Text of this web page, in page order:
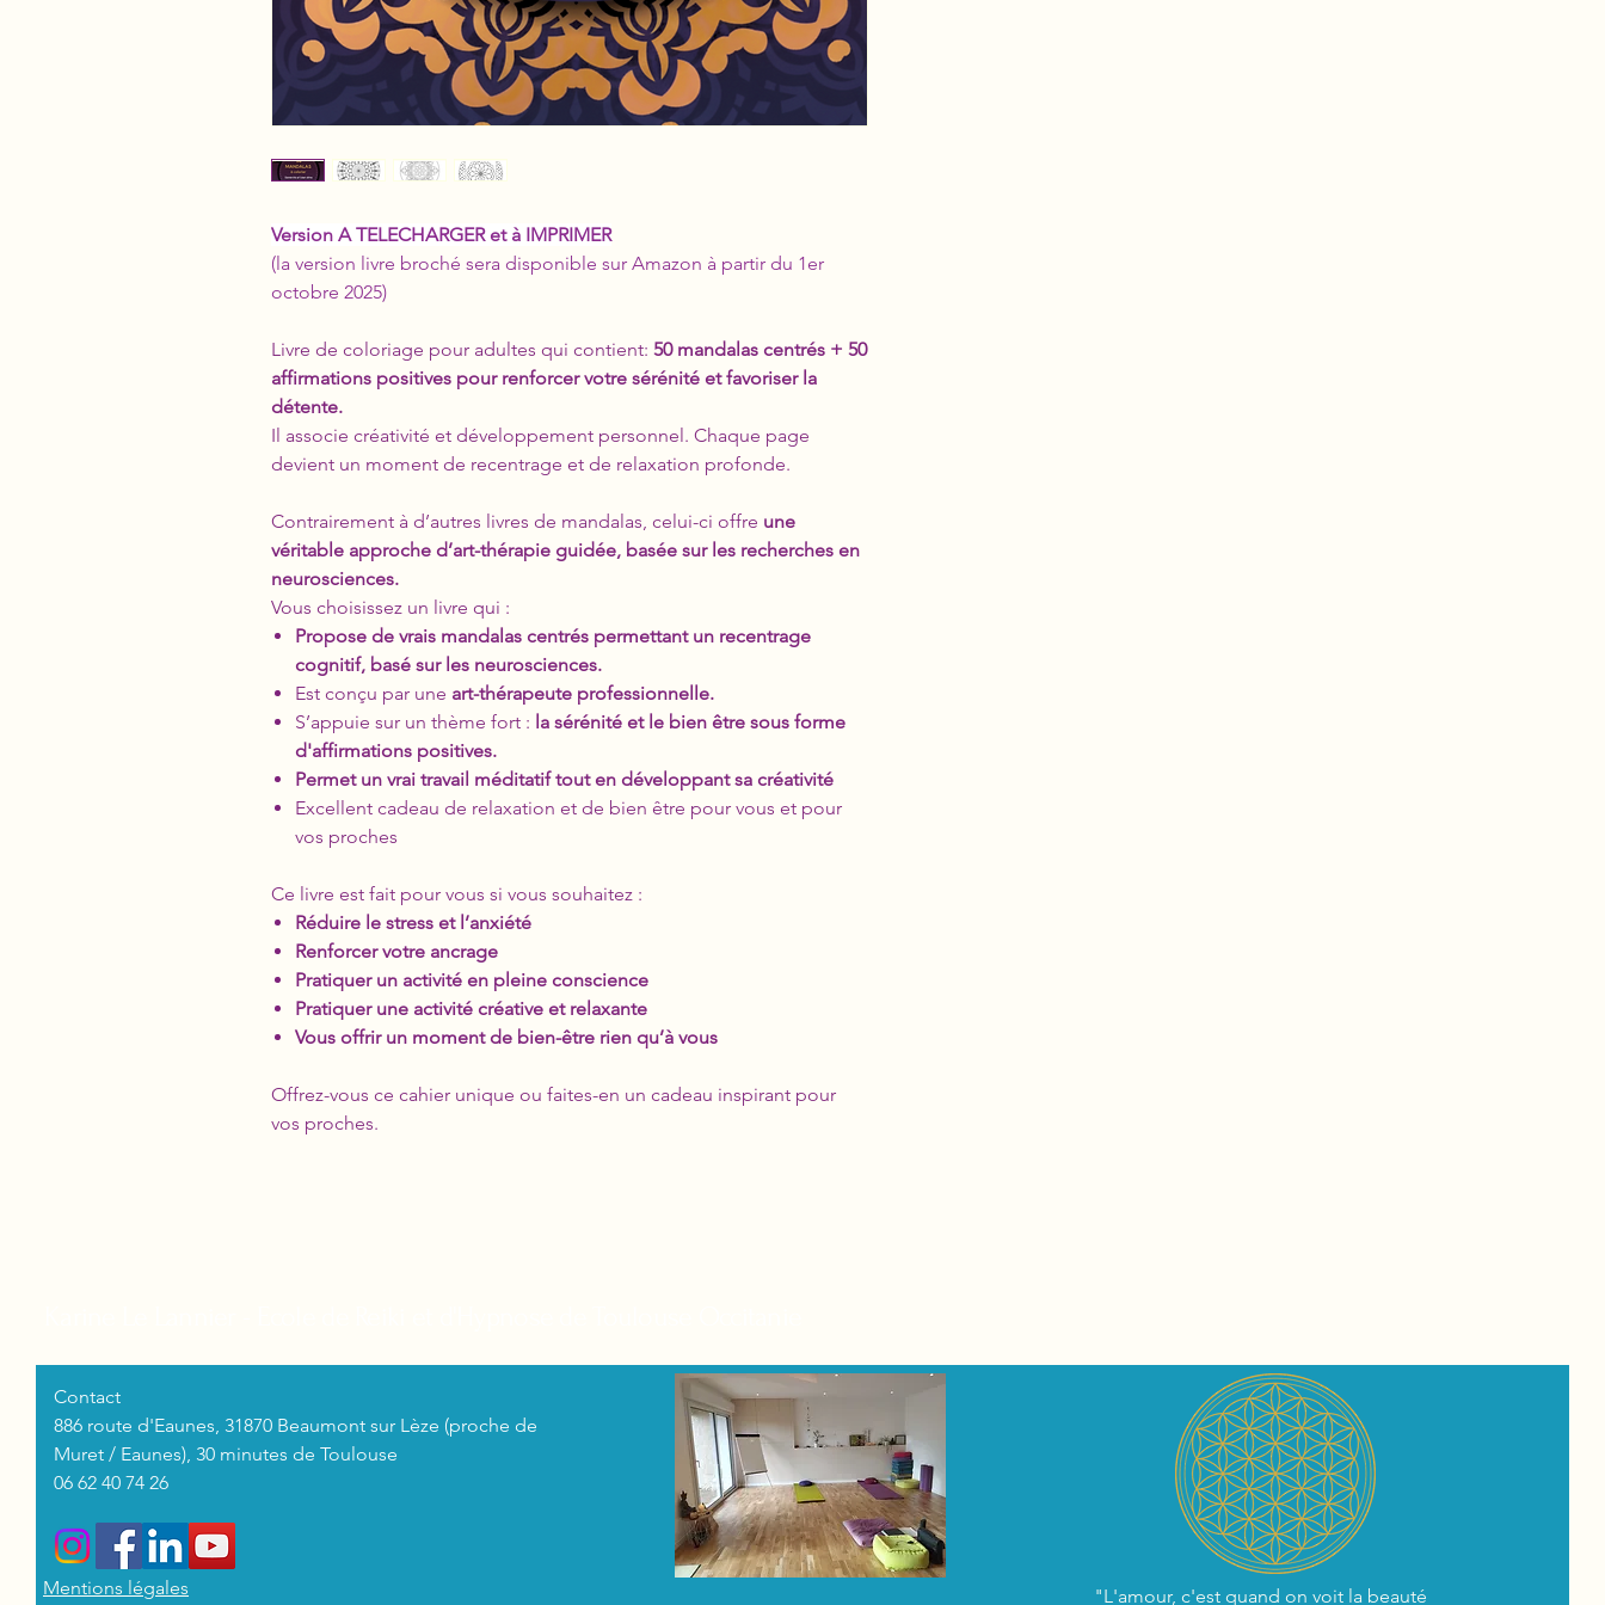
Version A TELECHARGER et à IMPRIMER
(la version livre broché sera disponible sur Amazon à partir du 1er
octobre 2025)
Livre de coloriage pour adultes qui contient: 50 mandalas centrés + 50
affirmations positives pour renforcer votre sérénité et favoriser la
détente.
Il associe créativité et développement personnel. Chaque page
devient un moment de recentrage et de relaxation profonde.
Contrairement à d’autres livres de mandalas, celui-ci offre une
véritable approche d’art-thérapie guidée, basée sur les recherches en
neurosciences.
Vous choisissez un livre qui :
Propose de vrais mandalas centrés permettant un recentrage
cognitif, basé sur les neurosciences.
Est conçu par une art-thérapeute professionnelle.
S’appuie sur un thème fort : la sérénité et le bien être sous forme
d'affirmations positives.
Permet un vrai travail méditatif tout en développant sa créativité
Excellent cadeau de relaxation et de bien être pour vous et pour
vos proches
Ce livre est fait pour vous si vous souhaitez :
Réduire le stress et l’anxiété
Renforcer votre ancrage
Pratiquer un activité en pleine conscience
Pratiquer une activité créative et relaxante
Vous offrir un moment de bien-être rien qu’à vous
Offrez-vous ce cahier unique ou faites-en un cadeau inspirant pour
vos proches.
Contact
886 route d'Eaunes, 31870 Beaumont sur Lèze (proche de
Muret / Eaunes), 30 minutes de Toulouse
06 62 40 74 26
Mentions légales "L'amour, c'est quand on voit la beauté